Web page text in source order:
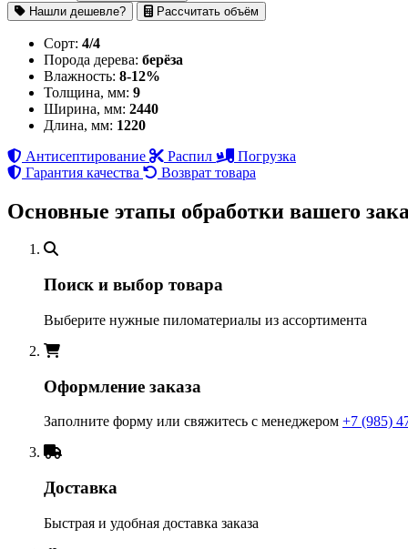
Нашли дешевле?
Рассчитать объём
Сорт: 4/4
Порода дерева: берёза
Влажность: 8-12%
Толщина, мм: 9
Ширина, мм: 2440
Длина, мм: 1220
Антисептирование
Распил
Погрузка
Гарантия качества
Возврат товара
Основные этапы обработки вашего
Поиск и выбор товара
Выберите нужные пиломатериалы из ассортимента
Оформление заказа
Заполните форму или свяжитесь с менеджером +7 (985)
Доставка
Быстрая и удобная доставка заказа